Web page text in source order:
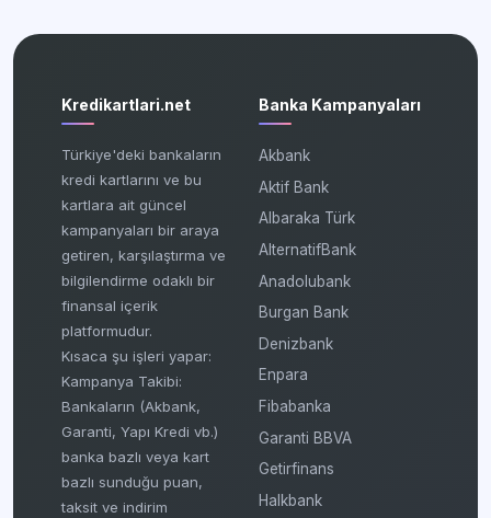
Kredikartlari.net
Türkiye'deki bankaların
kredi kartlarını ve bu
kartlara ait güncel
kampanyaları bir araya
getiren, karşılaştırma ve
bilgilendirme odaklı bir
finansal içerik
platformudur.
Kısaca şu işleri yapar:
Kampanya Takibi:
Bankaların (Akbank,
Garanti, Yapı Kredi vb.)
banka bazlı veya kart
bazlı sunduğu puan,
taksit ve indirim
Banka Kampanyaları
Akbank
Aktif Bank
Albaraka Türk
AlternatifBank
Anadolubank
Burgan Bank
Denizbank
Enpara
Fibabanka
Garanti BBVA
Getirfinans
Halkbank